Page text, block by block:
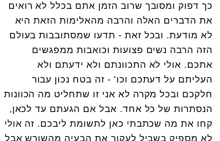
כך דפוק ומסובך שרוב הזמן אתם בכלל לא רואים
את הדברים האלה והרבה מהאלימות הזאת היא
לא מודעת. ובכל זאת - תדעו שמסתובבות בעולם
הזה הרבה נשים פצועות וכואבות ממפגשים
אתכם. אולי לא התכוונתם ולא ידעתם ולא
העליתם על דעתכם וכו' - זה בטח נכון עבור
חלקכם ובכל מקרה לא אני זו שתחליט מה הכוונות
הנסתרות של כל אחד. אבל אם הגעתם עד לכאן,
קחו את מה שכתבתי כאן לתשומת ליבכם. זה אולי
לא מספיק בשביל לעקור את הבעיה מהשורש אבל